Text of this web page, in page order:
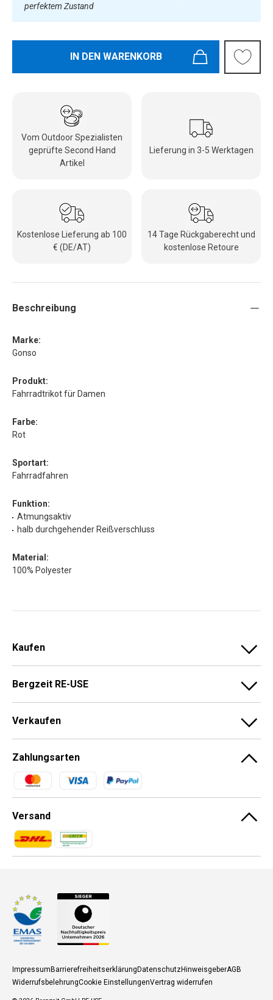
perfektem Zustand
IN DEN WARENKORB
Vom Outdoor Spezialisten
geprüfte Second Hand
Artikel
Lieferung in 3-5 Werktagen
Kostenlose Lieferung ab 100
€ (DE/AT)
14 Tage Rückgaberecht und
kostenlose Retoure
Beschreibung
Marke:
Gonso
Produkt:
Fahrradtrikot für Damen
Farbe:
Rot
Sportart:
Fahrradfahren
Funktion:
Atmungsaktiv
halb durchgehender Reißverschluss
Material:
100% Polyester
Kaufen
Bergzeit RE-USE
Verkaufen
Zahlungsarten
Zahlungsmethoden
Versand
Zahlungsmethoden
Zahlungsmethoden
ImpressumBarrierefreiheitserklärungDatenschutzHinweisgeberAGB
WiderrufsbelehrungCookie EinstellungenVertrag widerrufen